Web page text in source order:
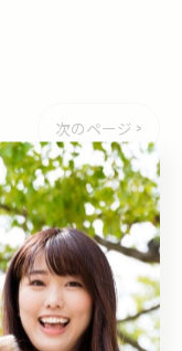
次のページ >